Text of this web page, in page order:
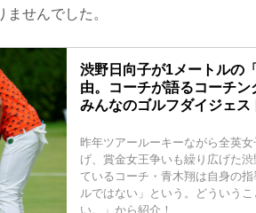
せんでした。
渋野日向子が1メートルの
由。コーチが語るコーチ
みんなのゴルフダイジェス
昨年ツアールーキーながら全英
げ、賞金女王争いも繰り広げた
ているコーチ・青木翔は自身の
ルではない」という。どういう
い。」から紹介！